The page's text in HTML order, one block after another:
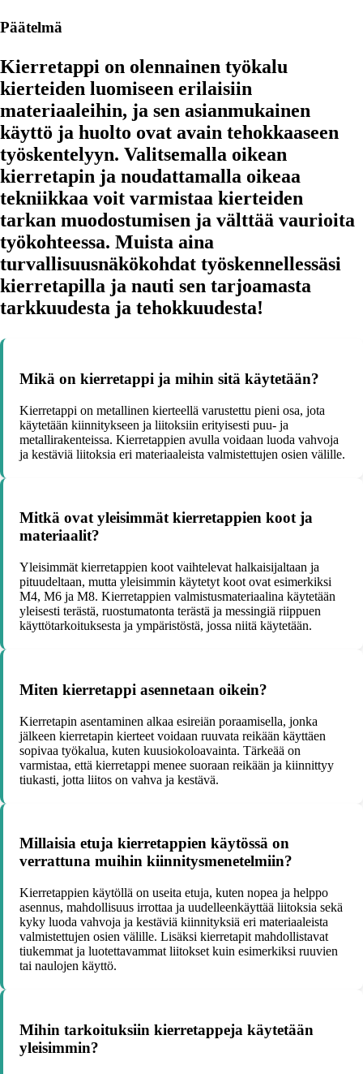
Päätelmä
Kierretappi on olennainen työkalu
kierteiden luomiseen erilaisiin
materiaaleihin, ja sen asianmukainen
käyttö ja huolto ovat avain tehokkaaseen
työskentelyyn. Valitsemalla oikean
kierretapin ja noudattamalla oikeaa
tekniikkaa voit varmistaa kierteiden
tarkan muodostumisen ja välttää vaurioita
työkohteessa. Muista aina
turvallisuusnäkökohdat työskennellessäsi
kierretapilla ja nauti sen tarjoamasta
tarkkuudesta ja tehokkuudesta!
Mikä on kierretappi ja mihin sitä käytetään?
Kierretappi on metallinen kierteellä varustettu pieni osa, jota
käytetään kiinnitykseen ja liitoksiin erityisesti puu- ja
metallirakenteissa. Kierretappien avulla voidaan luoda vahvoja
ja kestäviä liitoksia eri materiaaleista valmistettujen osien välille.
Mitkä ovat yleisimmät kierretappien koot ja
materiaalit?
Yleisimmät kierretappien koot vaihtelevat halkaisijaltaan ja
pituudeltaan, mutta yleisimmin käytetyt koot ovat esimerkiksi
M4, M6 ja M8. Kierretappien valmistusmateriaalina käytetään
yleisesti terästä, ruostumatonta terästä ja messingiä riippuen
käyttötarkoituksesta ja ympäristöstä, jossa niitä käytetään.
Miten kierretappi asennetaan oikein?
Kierretapin asentaminen alkaa esireiän poraamisella, jonka
jälkeen kierretapin kierteet voidaan ruuvata reikään käyttäen
sopivaa työkalua, kuten kuusiokoloavainta. Tärkeää on
varmistaa, että kierretappi menee suoraan reikään ja kiinnittyy
tiukasti, jotta liitos on vahva ja kestävä.
Millaisia etuja kierretappien käytössä on
verrattuna muihin kiinnitysmenetelmiin?
Kierretappien käytöllä on useita etuja, kuten nopea ja helppo
asennus, mahdollisuus irrottaa ja uudelleenkäyttää liitoksia sekä
kyky luoda vahvoja ja kestäviä kiinnityksiä eri materiaaleista
valmistettujen osien välille. Lisäksi kierretapit mahdollistavat
tiukemmat ja luotettavammat liitokset kuin esimerkiksi ruuvien
tai naulojen käyttö.
Mihin tarkoituksiin kierretappeja käytetään
yleisimmin?